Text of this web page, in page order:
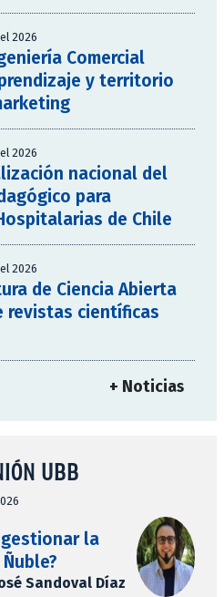
2026
Comercial
y territorio
2026
nacional del
para
de Chile
2026
de Ciencia Abierta
revistas científicas
+ Noticias
UBB
la
Sandoval Díaz